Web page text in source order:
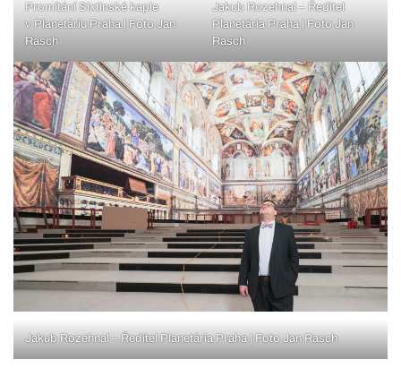
Promítání Sixtinské kaple
v Planetáriu Praha | Foto Jan
Rasch
Jakub Rozehnal – Ředitel
Planetária Praha | Foto Jan
Rasch
Jakub Rozehnal – Ředitel Planetária Praha | Foto Jan Rasch